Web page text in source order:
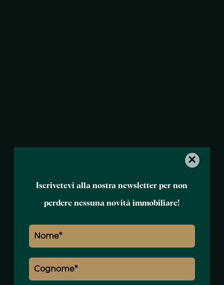
Iscrivetevi alla nostra newsletter per non
perdere nessuna novità immobiliare!
×
Nome *
Cognome *